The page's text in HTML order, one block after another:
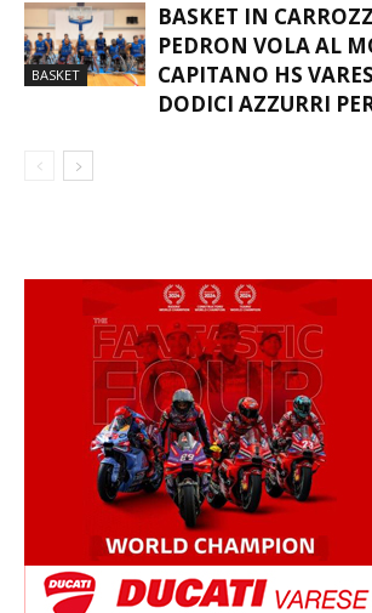
BASKET
BASKET IN
PEDRON VOLA AL
CAPITANO HS
DODICI AZZURRI